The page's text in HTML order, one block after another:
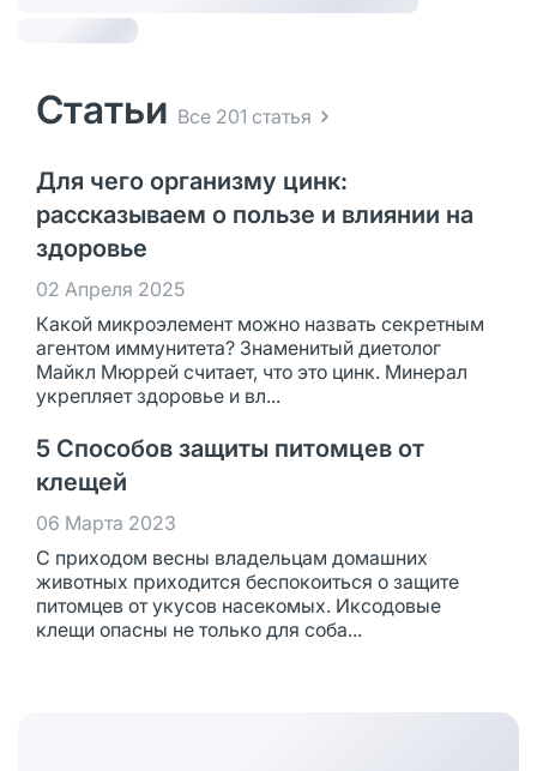
Статьи Все 201 статья
Для чего организму цинк:
рассказываем о пользе и влиянии на
здоровье
02 Апреля 2025
Какой микроэлемент можно назвать секретным
агентом иммунитета? Знаменитый диетолог
Майкл Мюррей считает, что это цинк. Минерал
укрепляет здоровье и вл...
5 Способов защиты питомцев от
клещей
06 Марта 2023
С приходом весны владельцам домашних
животных приходится беспокоиться о защите
питомцев от укусов насекомых. Иксодовые
клещи опасны не только для соба...